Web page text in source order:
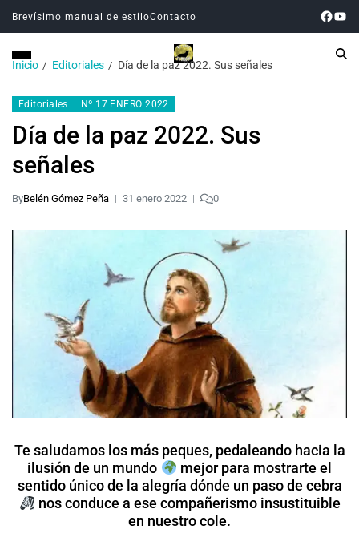
Brevísimo manual de estiloContacto
Inicio Editoriales Día de la paz 2022. Sus señales
Editoriales Nº 17 ENERO 2022
Día de la paz 2022. Sus
señales
ByBelén Gómez Peña 31 enero 2022 0
Te saludamos los más peques, pedaleando hacia la
ilusión de un mundo
mejor para mostrarte el
sentido único de la alegría dónde un paso de cebra
nos conduce a ese compañerismo insustituible
en nuestro cole.